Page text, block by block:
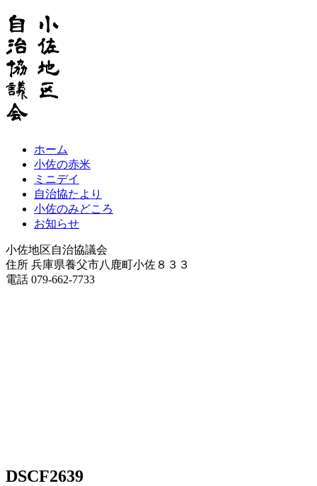
ホーム
小佐の赤米
ミニデイ
自治協たより
小佐のみどころ
お知らせ
小佐地区自治協議会
住所 兵庫県養父市八鹿町小佐８３３
電話 079-662-7733
DSCF2639